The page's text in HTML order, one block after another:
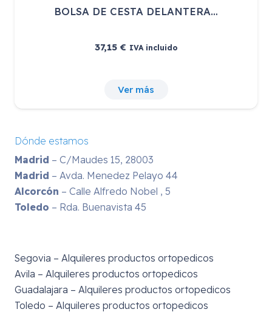
BOLSA DE CESTA DELANTERA…
37,15€ IVA incluido
Ver más
Dónde estamos
Madrid – C/Maudes 15, 28003
Madrid – Avda. Menedez Pelayo 44
Alcorcón – Calle Alfredo Nobel , 5
Toledo – Rda. Buenavista 45
Segovia – Alquileres productos ortopedicos
Avila – Alquileres productos ortopedicos
Guadalajara – Alquileres productos ortopedicos
Toledo – Alquileres productos ortopedicos